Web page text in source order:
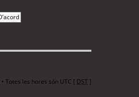
• Totes les hores són UTC [ DST]